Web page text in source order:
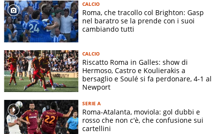
CALCIO
Roma, che tracollo col Brighton: Gasp
nel baratro se la prende con i suoi
cambiando tutti
CALCIO
Riscatto Roma in Galles: show di
Hermoso, Castro e Koulierakis a
bersaglio e Soulé si fa perdonare, 4-1 al
Newport
SERIE A
Roma-Atalanta, moviola: gol dubbi e
rosso che non c'è, che confusione sui
cartellini